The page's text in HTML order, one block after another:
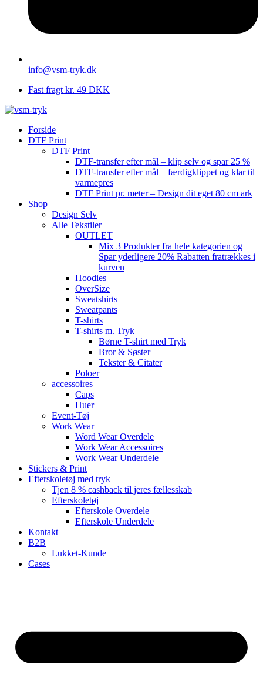
info@vsm-tryk.dk
Fast fragt kr. 49 DKK
Forside
DTF Print
DTF Print
DTF-transfer efter mål – klip selv og spar 25 %
DTF-transfer efter mål – færdigklippet og klar til
varmepres
DTF Print pr. meter – Design dit eget 80 cm ark
Shop
Design Selv
Alle Tekstiler
OUTLET
Mix 3 Produkter fra hele kategorien og
Spar yderligere 20% Rabatten fratrækkes i
kurven
Hoodies
OverSize
Sweatshirts
Sweatpants
T-shirts
T-shirts m. Tryk
Børne T-shirt med Tryk
Bror & Søster
Tekster & Citater
Poloer
accessoires
Caps
Huer
Event-Tøj
Work Wear
Word Wear Overdele
Work Wear Accessoires
Work Wear Underdele
Stickers & Print
Efterskoletøj med tryk
Tjen 8 % cashback til jeres fællesskab
Efterskoletøj
Efterskole Overdele
Efterskole Underdele
Kontakt
B2B
Lukket-Kunde
Cases